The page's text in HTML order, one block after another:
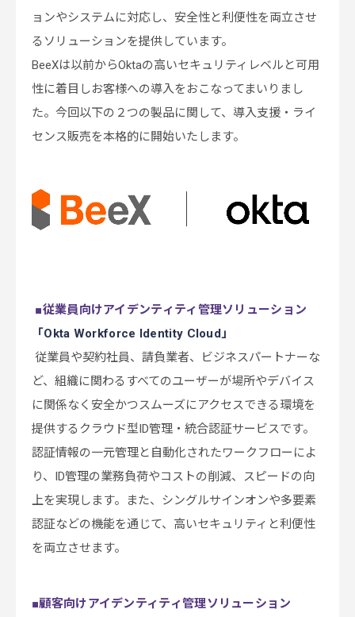
ョンやシステムに対応し、安全性と利便性を両立させ
るソリューションを提供しています。
BeeXは以前からOktaの高いセキュリティレベルと可用
性に着目しお客様への導入をおこなってまいりまし
た。今回以下の２つの製品に関して、導入支援・ライ
センス販売を本格的に開始いたします。
■従業員向けアイデンティティ管理ソリューション
「 O kta Workforce Identity Cloud」
従業員や契約社員、請負業者、ビジネスパートナーな
ど、組織に関わるすべてのユーザーが場所やデバイス
に関係なく安全かつスムーズにアクセスできる環境を
提供するクラウド型ID管理・統合認証サービスです。
認証情報の一元管理と自動化されたワークフローによ
り、ID管理の業務負荷やコストの削減、スピードの向
上を実現します。また、シングルサインオンや多要素
認証などの機能を通じて、高いセキュリティと利便性
を両立させます。
■顧客向けアイデンティティ管理ソリューション